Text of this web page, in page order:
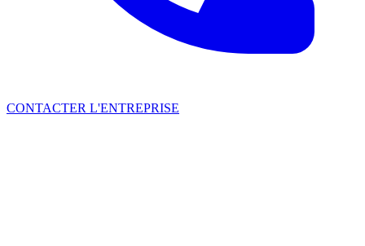
CONTACTER L'ENTREPRISE